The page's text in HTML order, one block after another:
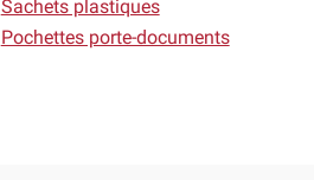
Sachets plastiques
Pochettes porte-documents